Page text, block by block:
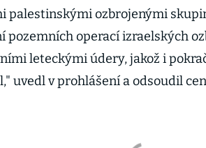
palestinskými ozbrojenými
pozemních operací izraelských
leteckými údery, jakož i
uvedl v prohlášení a odsoudil